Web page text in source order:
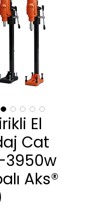
El
Cat
3950w
Aks®